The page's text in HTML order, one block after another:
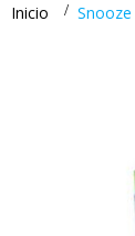
Inicio >